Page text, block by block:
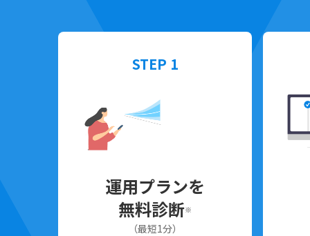
STEP 1
運用プランを
無料診断※
（最短1分）